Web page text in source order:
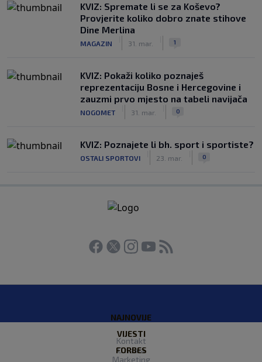
KVIZ: Spremate li se za Koševo?
Provjerite koliko dobro znate stihove
Dine Merlina
MAGAZIN 31. mar. 1
KVIZ: Pokaži koliko poznaješ
reprezentaciju Bosne i Hercegovine i
zauzmi prvo mjesto na tabeli navijača
NOGOMET 31. mar. 0
KVIZ: Poznajete li bh. sport i sportiste?
OSTALI SPORTOVI 23. mar. 0
NAJNOVIJE
VIJESTI
FORBES
Kontakt
O nama
Marketing